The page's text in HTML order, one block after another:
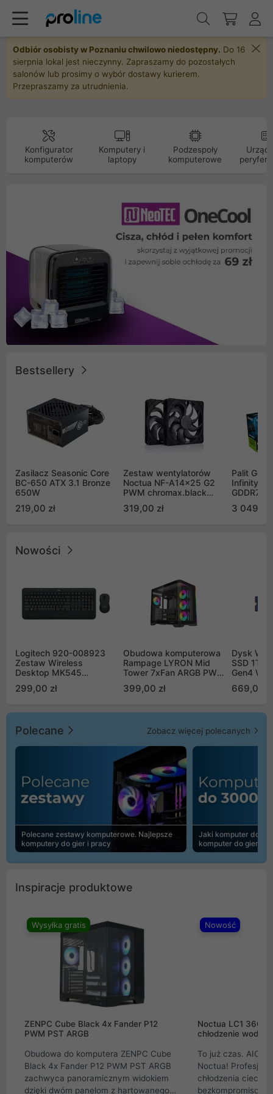
Odbiór osobisty w Poznaniu chwilowo niedostępny. Do 16
sierpnia lokal jest nieczynny. Zapraszamy do pozostałych
salonów lub prosimy o wybór dostawy kurierem.
Przepraszamy za utrudnienia.
Konfigurator
komputerów
Komputery i
laptopy
Podzespoły
komputerowe
Bestsellery
Zasilacz Seasonic Core
BC-650 ATX 3.1 Bronze
650W
219,00 zł
Zestaw wentylatorów
Noctua NF-A14x25 G2
PWM chromax.black
Push Pull (2szt)
319,00 zł
Palit
Infinity 3
GDDR7
GB2050S)
3 049,00
Nowości
Logitech 920-008923
Zestaw Wireless
Desktop MK545
299,00 zł
Obudowa komputerowa
Rampage LYRON Mid
Tower 7xFan ARGB PWM
399,00 zł
Dysk WD
SSD 1TB
Gen4
669,00
Polecane Zobacz więcej polecanych
Polecane zestawy komputerowe. Najlepsze
komputery do gier i pracy
Jaki komputer do
komputer do gier |
Inspiracje produktowe
Wysyłka gratis
ZENPC Cube Black 4x Fander P12
PWM PST ARGB
Obudowa do komputera ZENPC Cube
Black 4x Fander P12 PWM PST ARGB
zachwyca panoramicznym widokiem
dzięki dwóm panelom z hartowanego
Nowość
Noctua LC1
chłodzenie wodne
To już czas. AIO
Noctua!
chłodzenia cieczą